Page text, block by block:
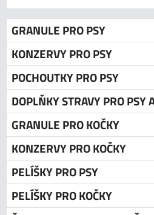
GRANULE PRO PSY
KONZERVY PRO PSY
POCHOUTKY PRO PSY
DOPLŇKY STRAVY PRO PSY
GRANULE PRO KOČKY
KONZERVY PRO KOČKY
PELÍŠKY PRO PSY
PELÍŠKY PRO KOČKY